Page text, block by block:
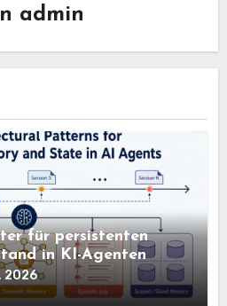
admin
für persistenten
in KI-Agenten
2026